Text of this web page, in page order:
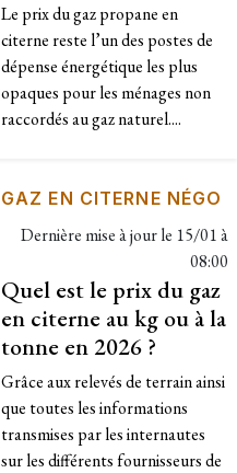
Le prix du gaz propane en
citerne reste l’un des postes de
dépense énergétique les plus
opaques pour les ménages non
raccordés au gaz naturel....
GAZ EN CITERNE NÉGO
Dernière mise à jour le 15/01 à
08:00
Quel est le prix du gaz
en citerne au kg ou à la
tonne en 2026 ?
Grâce aux relevés de terrain ainsi
que toutes les informations
transmises par les internautes
sur les différents fournisseurs de